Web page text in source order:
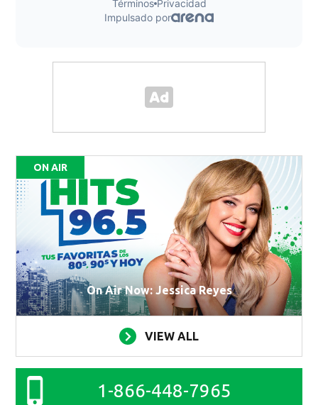
ON AIR
On Air Now: Jessica Reyes
VIEW ALL
1-866-448-7965